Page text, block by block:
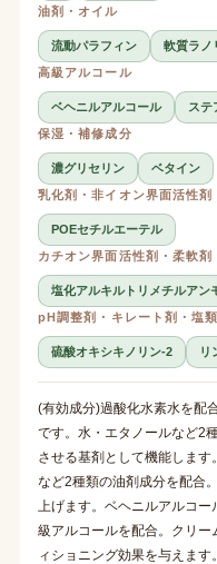
油剤・オイル
流動パラフィン
軟質ラノ
高級アルコール
ベヘニルアルコール
ステ
保湿・補修成分
濃グリセリン
ベタイン
乳化剤・非イオン界面活性剤
POEセチルエーテル
カチオン界面活性剤・柔軟剤
塩化アルキルトリメチルアン
pH調整剤・キレート剤・塩類
硫酸オキシキノリン-2 リ
(有効成分)過酸化水素水を配
です。水・エタノールなど2
させる基剤として機能しま
など2種類の油剤成分を配合
上げます。ベヘニルアルコ
級アルコールを配合。クリ
ィショニング効果を与えます